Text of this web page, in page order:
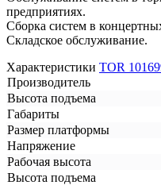
предприятиях.
Сборка систем в
Складское обслуживание.
Характеристики TOR
Производитель
Высота подъема
Габариты
Размер платформы
Напряжение
Рабочая высота
Высота подъема